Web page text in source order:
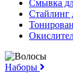
Смывка
Стайлинг
Наборы